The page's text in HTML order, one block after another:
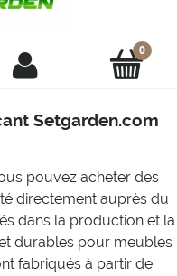
Setgarden.com
pouvez acheter des
directement auprès du
dans la production et la
durables pour meubles
fabriqués à partir de